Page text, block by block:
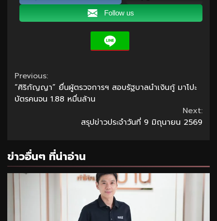
Follow us
Continue
Reading
Previous:
“ศิริกัญญา” ยื่นผู้ตรวจการฯ สอบรัฐบาลนำเงินกู้ มาโปะ
บัตรคนจน 1.88 หมื่นล้าน
Next:
สรุปข่าวประจำวันที่ 9 มิถุนายน 2569
ข่าวอื่นๆ ที่น่าอ่าน